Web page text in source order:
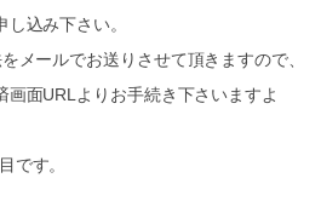
込み下さい。
メールでお送りさせて頂きますので、
画面URLよりお手続き下さいますよ
です。